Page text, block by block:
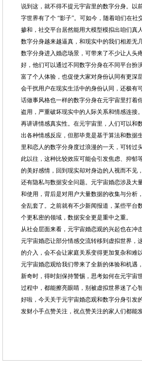
说到这，就不得不提元宇宙里的数字分身。以
字世界有了个 “影子”。可如今，随着咱们在
掺和，社交平台居然能用大模型模拟出咱们真
数字分身越来越逼真，和现实中的我们相差无几
数字分身进入婚恋场景，可带来了不少让人头
好，他们可以通过不同数字分身在不同平台扮
富了个人体验，也促使大家对身份认同有更深
会干扰用户在现实生活中的身份认同，还极有
话做事风格也一样的数字分身在元宇宙里打着
盗用，严重破坏现实中的人际关系和情感连接。
再讲讲情感真实性。在元宇宙里，人们可以和
出各种情感反应，但那毕竟是基于算法和数据
里和恋人的数字分身度过浪漫的一天，可转过
此以往，这种比较效应可能会引发焦虑、抑郁
的美好感情，回到现实却对身边的人视而不见
还有隐私与数据安全问题。元宇宙婚恋涉及大
和使用，背后是对用户大量数据的收集与分析
全乱套了。之前就有不少新闻报道，某些平台
个更私密的领域，数据安全更是重中之重。
从社会层面来看，元宇宙婚恋观的兴起也在冲
元宇宙婚恋让部分情感交流转移到虚拟世界，
的介入，会不会让家庭关系变得更加复杂和难
元宇宙婚恋观给我们带来了全新的体验和机遇
新奇时，得时刻保持警惕，思考如何在元宇宙
过程中，都能擦亮眼睛，别被虚拟世界迷了心
好啦，今天关于元宇宙婚恋观和数字分身引发
发财小手点赞关注，祝点赞关注的家人们都能